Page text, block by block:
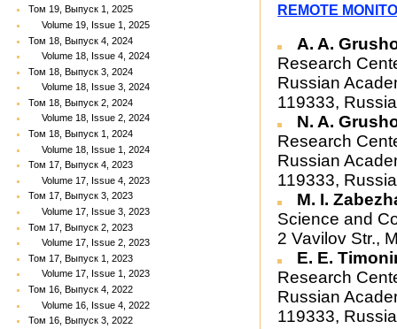
Том 19, Выпуск 1, 2025
Volume 19, Issue 1, 2025
Том 18, Выпуск 4, 2024
Volume 18, Issue 4, 2024
Том 18, Выпуск 3, 2024
Volume 18, Issue 3, 2024
Том 18, Выпуск 2, 2024
Volume 18, Issue 2, 2024
Том 18, Выпуск 1, 2024
Volume 18, Issue 1, 2024
Том 17, Выпуск 4, 2023
Volume 17, Issue 4, 2023
Том 17, Выпуск 3, 2023
Volume 17, Issue 3, 2023
Том 17, Выпуск 2, 2023
Volume 17, Issue 2, 2023
Том 17, Выпуск 1, 2023
Volume 17, Issue 1, 2023
Том 16, Выпуск 4, 2022
Volume 16, Issue 4, 2022
Том 16, Выпуск 3, 2022
REMOTE
A. A.
Research
Russian
119333,
N. A.
Research
Russian
119333,
M. I.
Science and
2 Vavilov Str.,
E. E.
Research
Russian
119333,